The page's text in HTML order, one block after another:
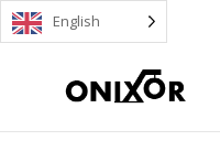
English